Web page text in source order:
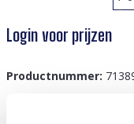
Login voor prijzen
Productnummer: